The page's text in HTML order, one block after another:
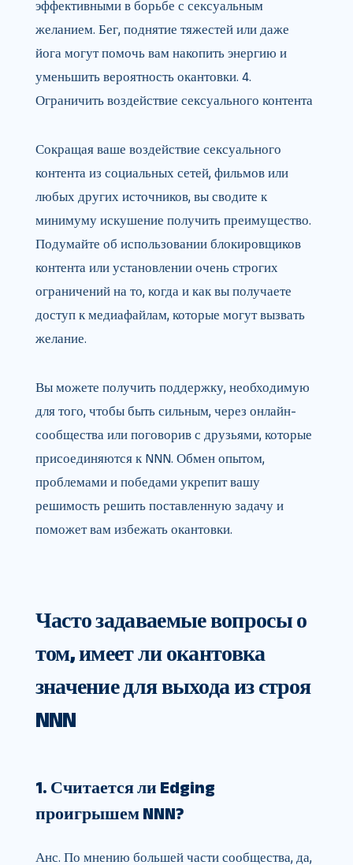
эффективными в борьбе с сексуальным
желанием. Бег, поднятие тяжестей или даже
йога могут помочь вам накопить энергию и
уменьшить вероятность окантовки. 4.
Ограничить воздействие сексуального контента
Сокращая ваше воздействие сексуального
контента из социальных сетей, фильмов или
любых других источников, вы сводите к
минимуму искушение получить преимущество.
Подумайте об использовании блокировщиков
контента или установлении очень строгих
ограничений на то, когда и как вы получаете
доступ к медиафайлам, которые могут вызвать
желание.
Вы можете получить поддержку, необходимую
для того, чтобы быть сильным, через онлайн-
сообщества или поговорив с друзьями, которые
присоединяются к NNN. Обмен опытом,
проблемами и победами укрепит вашу
решимость решить поставленную задачу и
поможет вам избежать окантовки.
Часто задаваемые вопросы о
том, имеет ли окантовка
значение для выхода из строя
NNN
1. Считается ли Edging
проигрышем NNN?
Анс. По мнению большей части сообщества, да,